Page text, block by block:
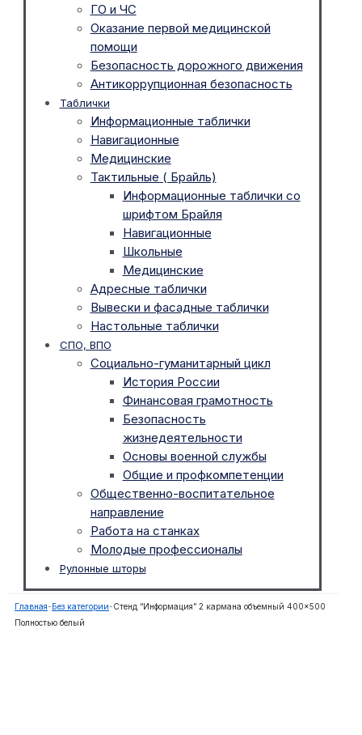
ГО и ЧС
Оказание первой медицинской
помощи
Безопасность дорожного движения
Антикоррупционная безопасность
Таблички
Информационные таблички
Навигационные
Медицинские
Тактильные ( Брайль)
Информационные таблички со
шрифтом Брайля
Навигационные
Школьные
Медицинские
Адресные таблички
Вывески и фасадные таблички
Настольные таблички
СПО, ВПО
Социально-гуманитарный цикл
История России
Финансовая грамотность
Безопасность
жизнедеятельности
Основы военной службы
Общие и профкомпетенции
Общественно-воспитательное
направление
Работа на станках
Молодые профессионалы
Рулонные шторы
Главная- Без категории-Стенд “Информация” 2 кармана объемный 400×500
Полностью белый